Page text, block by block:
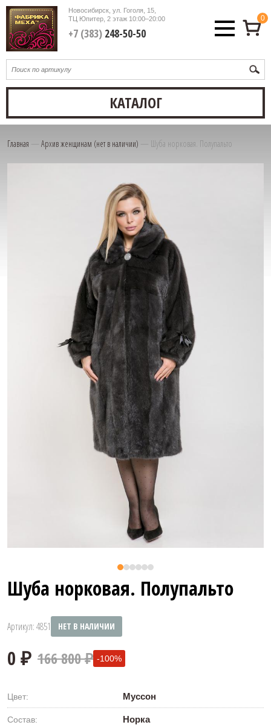
Новосибирск, ул. Гоголя, 15,
ТЦ Юпитер, 2 этаж10:00–20:00
+7 (383)248-50-50
0
КАТАЛОГ
Главная — Архив женщинам (нет в наличии) — Шуба норковая. Полупальто
Шуба норковая. Полупальто
Артикул: 4851 НЕТ В НАЛИЧИИ
166 800 ₽ -100%
Цвет: Муссон
Состав: Норка